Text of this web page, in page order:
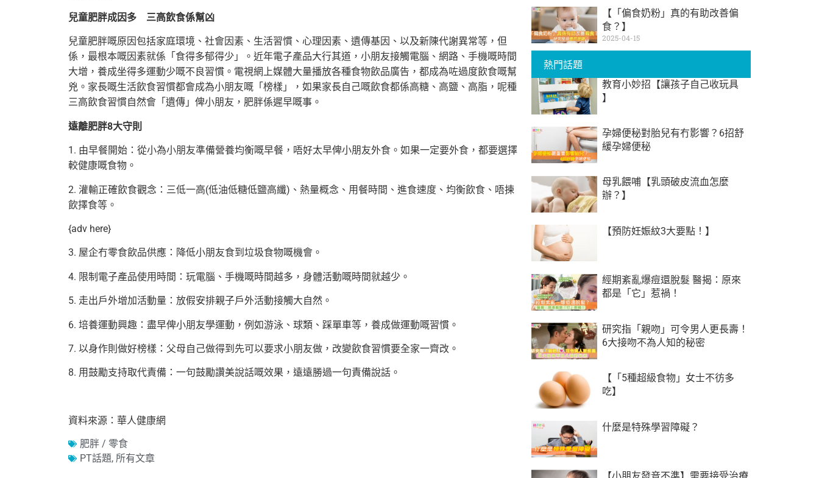
兒童肥胖成因多 三高飲食係幫凶
兒童肥胖嘅原因包括家庭環境、社會因素、生活習慣、心理因素、遺傳基因、以及新陳代謝異常等，但
係，最根本嘅因素就係「食得多郁得少」。近年電子產品大行其道，小朋友接觸電腦、網路、手機嘅時間
大增，養成坐得多運動少嘅不良習慣。電視網上媒體大量播放各種食物飲品廣告，都成為咗過度飲食嘅幫
兇。家長嘅生活飲食習慣都會成為小朋友嘅「榜樣」，如果家長自己嘅飲食都係高糖、高鹽、高脂，呢種
三高飲食習慣自然會「遺傳」俾小朋友，肥胖係遲早嘅事。
遠離肥胖8大守則
1. 由早餐開始：從小為小朋友準備營養均衡嘅早餐，唔好太早俾小朋友外食。如果一定要外食，都要選擇
較健康嘅食物。
2. 灌輸正確飲食觀念：三低一高(低油低糖低鹽高纖)、熱量概念、用餐時間、進食速度、均衡飲食、唔揀
飲擇食等。
{adv here}
3. 屋企冇零食飲品供應：降低小朋友食到垃圾食物嘅機會。
4. 限制電子產品使用時間：玩電腦、手機嘅時間越多，身體活動嘅時間就越少。
5. 走出戶外增加活動量：放假安排親子戶外活動接觸大自然。
6. 培養運動興趣：盡早俾小朋友學運動，例如游泳、球類、踩單車等，養成做運動嘅習慣。
7. 以身作則做好榜樣：父母自己做得到先可以要求小朋友做，改變飲食習慣要全家一齊改。
8. 用鼓勵支持取代責備：一句鼓勵讚美說話嘅效果，遠遠勝過一句責備說話。
資料來源：華人健康網
肥胖 / 零食
PT話題, 所有文章
【「偏食奶粉」真的有助改善偏
食？】
2025-04-15
熱門話題
教育小妙招【讓孩子自己收玩具
】
孕婦便秘對胎兒有冇影響？6招舒
緩孕婦便秘
母乳餵哺【乳頭破皮流血怎麼
辦？】
【預防妊娠紋3大要點！】
經期紊亂爆痘還脫髮 醫揭：原來
都是「它」惹禍！
研究指「親吻」可令男人更長壽！
6大接吻不為人知的秘密
【「5種超級食物」女士不彷多
吃】
什麼是特殊學習障礙？